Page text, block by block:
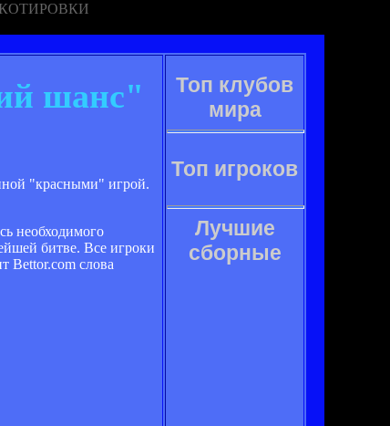
шанс"
"красными" игрой.
необходимого
битве. Все игроки
Bettor.com слова
Топ клубов
мира
Топ игроков
Лучшие
сборные